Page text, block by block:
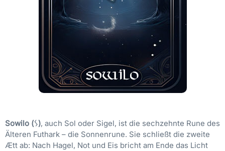
Sowilo (ᛊ), auch Sol oder Sigel, ist die sechzehnte Rune des
Älteren Futhark – die Sonnenrune. Sie schließt die zweite
Ætt ab: Nach Hagel, Not und Eis bricht am Ende das Licht